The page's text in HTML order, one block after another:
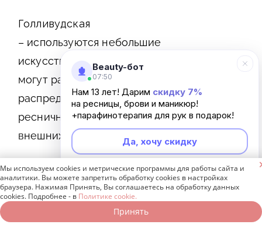
Голливудская
– используются небольшие
искусственные пучки, которые
могут равномерно
распределяться по всей длине
ресничного края либо у
внешних уголков глаз.
Независимо от того, какой вид процедуры
выберет клиент, никаких дискомфортных
Beauty-бот
07:50
Нам 13 лет! Дарим скидку 7%
на ресницы, брови и маникюр!
+парафинотерапия для рук в подарок!
Да, хочу скидку
Неинтересно
Мы используем cookies и метрические программы для работы сайта и
аналитики. Вы можете запретить обработку cookies в настройках
браузера. Нажимая Принять, Вы соглашаетесь на обработку данных
cookies. Подробнее - в Политике cookie.
Принять